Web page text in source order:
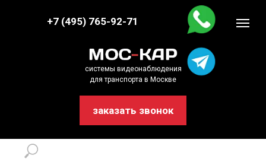
системы видеонаблюдения
для транспорта в Москве
+7 (495) 765-92-71
заказать звонок